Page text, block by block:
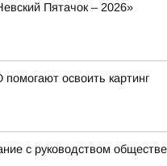
Пятачок – 2026»
освоить картинг
с руководством